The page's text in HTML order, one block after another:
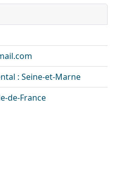
: Seine-et-Marne
de-France